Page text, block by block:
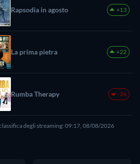
Rapsodia in agosto +13
La prima pietra +22
Rumba Therapy -26
degli streaming: 09:17, 08/08/2026